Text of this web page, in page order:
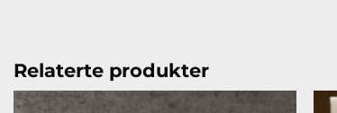
Relaterte produkter